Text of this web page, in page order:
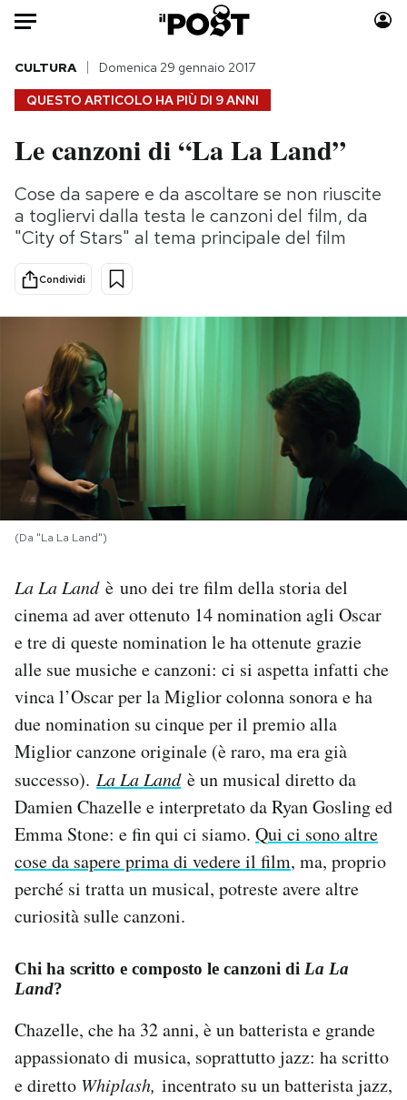
Auto
HOME
Italia
Politica
Tecnologia
Scienza
Sport
Moda
Consumismi
Storie/Idee
PODCAST
NEWSLETTER
SHOP
AREA PERSONALE
Area Personale
Newsletter
Notifiche mobile
Regala il Post
Hai bisogno di aiuto?
Esci
QUESTO ARTICOLO HA PIÙ DI 9 ANNI
CULTURA Domenica 29 gennaio 2017
Le canzoni di “La La Land”
Cose da sapere e da ascoltare se non riuscite
a togliervi dalla testa le canzoni del film, da
"City of Stars" al tema principale del film
Condividi
(Da "La La Land")
La La Landè uno dei tre film della storia del
cinema ad aver ottenuto 14 nomination agli Oscar
e tre di queste nomination le ha ottenute grazie
alle sue musiche e canzoni: ci si aspetta infatti che
vinca l’Oscar per la Miglior colonna sonora e ha
due nomination su cinque per il premio alla
Miglior canzone originale (è raro, ma era già
successo). La La Landè un musical diretto da
Damien Chazelle e interpretato da Ryan Gosling ed
Emma Stone: e fin qui ci siamo. Qui ci sono altre
cose da sapere prima di vedere il film, ma, proprio
perché si tratta un musical, potreste avere altre
curiosità sulle canzoni.
Chi ha scritto e composto le canzoni di La La
Land?
Chazelle, che ha 32 anni, è un batterista e grande
appassionato di musica, soprattutto jazz: ha scritto
e diretto Whiplash, incentrato su un batterista jazz,